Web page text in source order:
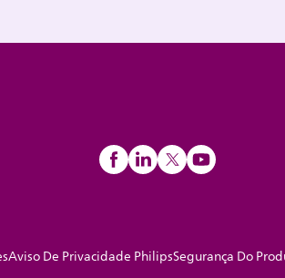
Aviso De Privacidade PhilipsSegurança Do